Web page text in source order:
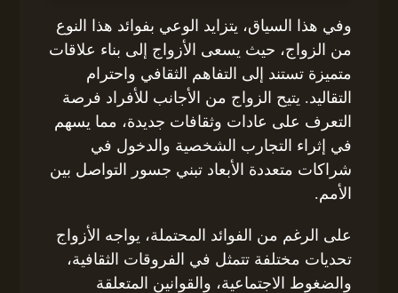
وفي هذا السياق، يتزايد الوعي بفوائد هذا النوع
من الزواج، حيث يسعى الأزواج إلى بناء علاقات
متميزة تستند إلى التفاهم الثقافي واحترام
التقاليد. يتيح الزواج من الأجانب للأفراد فرصة
التعرف على عادات وثقافات جديدة، مما يسهم
في إثراء التجارب الشخصية والدخول في
شراكات متعددة الأبعاد تبني جسور التواصل بين
الأمم.
على الرغم من الفوائد المحتملة، يواجه الأزواج
تحديات مختلفة تتمثل في الفروقات الثقافية،
والضغوط الاجتماعية، والقوانين المتعلقة